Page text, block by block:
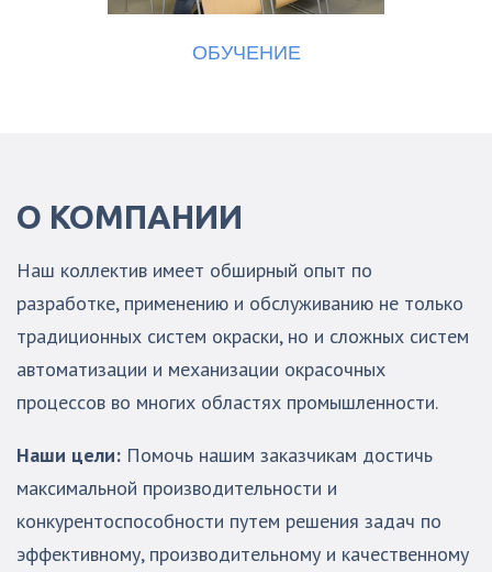
ОБУЧЕНИЕ
О КОМПАНИИ
Наш коллектив имеет обширный опыт по
разработке, применению и обслуживанию не только
традиционных систем окраски, но и сложных систем
автоматизации и механизации окрасочных
процессов во многих областях промышленности.
Наши цели: Помочь нашим заказчикам достичь
максимальной производительности и
конкурентоспособности путем решения задач по
эффективному, производительному и качественному